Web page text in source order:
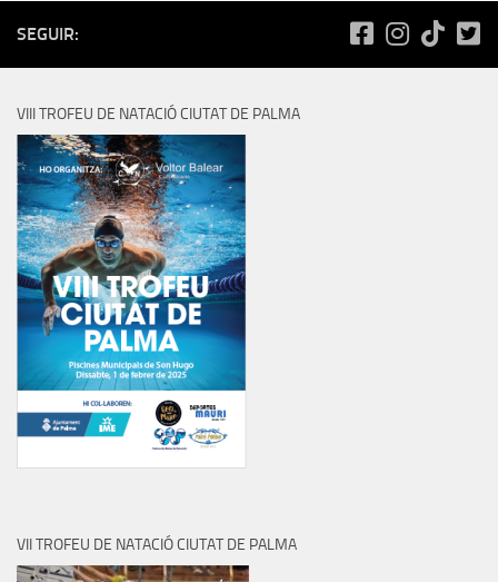
SEGUIR:
VIII TROFEU DE NATACIÓ CIUTAT DE PALMA
VII TROFEU DE NATACIÓ CIUTAT DE PALMA